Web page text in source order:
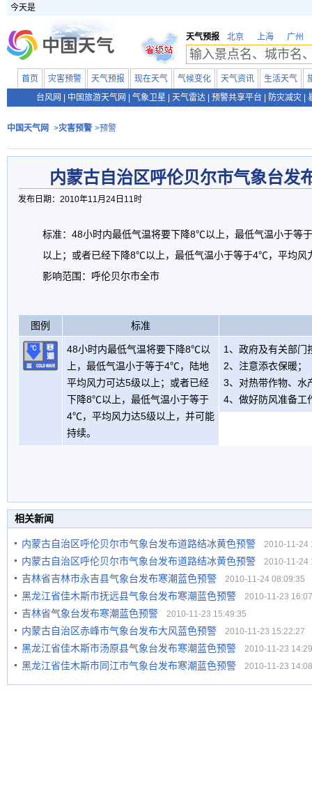
今天是
天气预报 北京 上海 广州
首页 灾害预警 天气预报 现在天气 气候变化 天气资讯 生活天气
台风网
中国旅游天气网 气象卫星 天气雷达 预警共享平台 防灾减灾
中国天气网 >灾害预警 >预警
内蒙古自治区呼伦贝尔市气象台发
发布日期：2010年11月24日11时
标准：48小时内最低气温将要下降8℃以上，最低气温小于等
以上；或者已经下降8℃以上，最低气温小于等于4℃，平均风
影响范围：呼伦贝尔市全市
图例 标准
48小时内最低气温将要下降8℃以
上，最低气温小于等于4℃，陆地
平均风力可达5级以上；或者已经
下降8℃以上，最低气温小于等于
4℃，平均风力达5级以上，并可能
持续。
1、政府及有关部门
2、注意添衣保暖；
3、对热带作物、水
4、做好防风准备工
相关新闻
内蒙古自治区呼伦贝尔市气象台发布道路结冰黄色预警 2010-11-24
内蒙古自治区呼伦贝尔市气象台发布道路结冰黄色预警 2010-11-24
吉林省吉林市永吉县气象台发布寒潮蓝色预警 2010-11-24 08:09:35
黑龙江省佳木斯市抚远县气象台发布寒潮蓝色预警 2010-11-23
吉林省气象台发布寒潮蓝色预警 2010-11-23 15:49:35
内蒙古自治区赤峰市气象台发布大风蓝色预警 2010-11-23 15:22:27
黑龙江省佳木斯市汤原县气象台发布寒潮蓝色预警 2010-11-23
黑龙江省佳木斯市同江市气象台发布寒潮蓝色预警 2010-11-23